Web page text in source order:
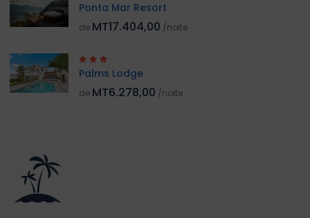
Ponta Mar Resort
de MT17.404,00 /noite
Palms Lodge
de MT6.278,00 /noite